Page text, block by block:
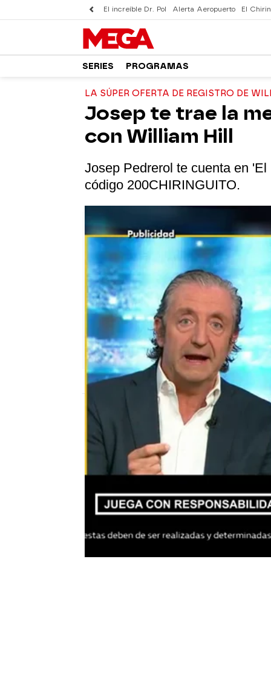
El increíble Dr. Pol Alerta Aeropuerto El
SERIES PROGRAMAS
LA SÚPER OFERTA DE REGISTRO DE
Josep te trae la
con William Hill
Josep Pedrerol te cuenta en
código 200CHIRINGUITO.
El Chiringuito
Publicado: 09 de octubre de 2020, 00:24
Josep Pedrerol William Hill El